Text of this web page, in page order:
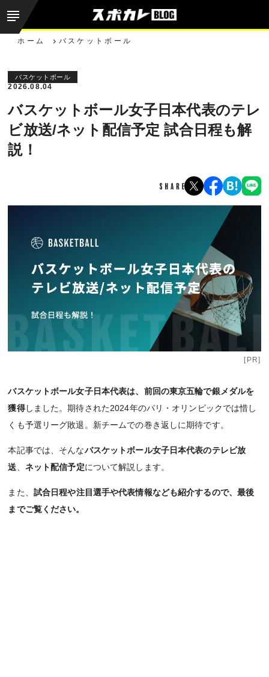
ホーム バスケットボール
バスケットボール
2026.08.04
バスケットボール女子日本代表のテレ
ビ放送/ネット配信予定 試合日程も解
説！
[PR]
バスケットボール女子日本代表は、前回の東京五輪で銀メダルを
獲得しました。期待された2024年のパリ・オリンピックでは惜し
くも予選リーグ敗退。新チームでの巻き返しに期待です。
本記事では、そんなバスケットボール女子日本代表のテレビ放
送、 ネット配信予定について解説します。
また、 試合日程や注目選手や代表情報なども紹介するので、最後
までご覧ください。